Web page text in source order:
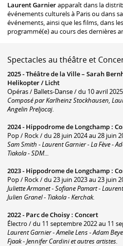
Laurent Garnierapparaît dans la
événements culturels à Paris ou dans
événements, ainsi que les films, dans
programmé(e) au cours des dernières
Spectacles au théâtre et
2025 -Théâtre de la Ville – Sarah
Helikopter / Licht
Opéras / Ballets-Danse / du 10 avril
Composé par Karlheinz Stockhausen,
Angelin Preljocaj.
2024 - Hippodrome de Longchamp :
Pop / Rock / du 28 juin 2024 au 28 juin
Sam Smith - Laurent Garnier - La Fève -
Tiakola - SDM...
2023 - Hippodrome de Longchamp :
Pop / Rock / du 23 juin 2023 au 23 juin
Juliette Armanet - Sofiane Pamart -
Julien Granel - Tiakola - Kerchak.
2022 - Parc de Choisy : Concert
Électro / du 11 septembre 2022 au 11
Laurent Garnier - Amelie Lens - Adam
Fjaak - Jennifer Cardini et autres artistes.